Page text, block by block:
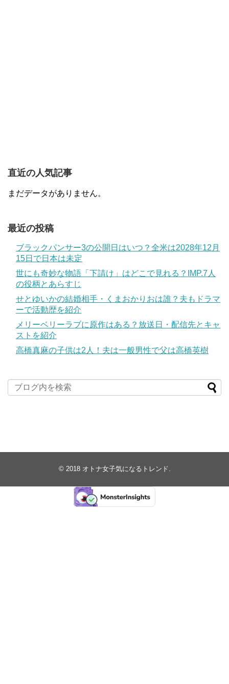
直近の人気記事
まだデータがありません。
最近の投稿
ブラックパンサー3の公開日はいつ？全米は2028年12月
15日で日本は未定
世にも奇妙な物語「下請け」はどこで見れる？IMP.7人
の役柄とあらすじ
せとゆいかの結婚相手・くまおかりおは誰？夫もドラマ
ーで活動歴を紹介
メリーベリーラブに原作はある？放送日・配信先とキャ
ストを紹介
高橋真麻の子供は2人！夫は一般男性で父は高橋英樹
© 2018 オトナ女子気になるトレンド.